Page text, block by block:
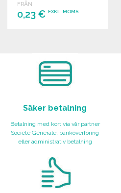
FRÅN
0,23 € EXKL. MOMS
Säker betalning
Betalning med kort via vår partner
Société Générale, banköverföring
eller administrativ betalning